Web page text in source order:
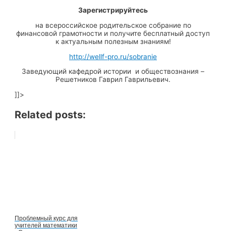
Зарегистрируйтесь
на всероссийское родительское собрание по
финансовой грамотности и получите бесплатный доступ
к актуальным полезным знаниям!
http://wellf-pro.ru/sobranie
Заведующий кафедрой истории и обществознания –
Решетников Гаврил Гаврильевич.
]]>
Related posts:
Проблемный курс для
учителей математики